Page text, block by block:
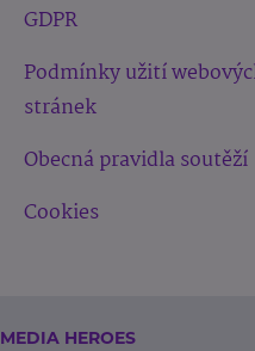
GDPR
Podmínky užití
stránek
Obecná pravidla soutěží
Cookies
MEDIA HEROES